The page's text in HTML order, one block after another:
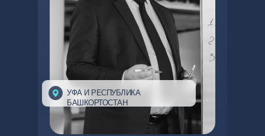
УФА И РЕСПУБЛИКА
БАШКОРТОСТАН